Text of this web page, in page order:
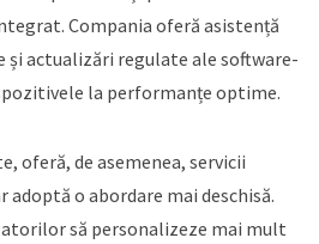
Compania oferă asistență
actualizări regulate ale software-
la performanțe optime.
oferă, de asemenea, servicii
o abordare mai deschisă.
să personalizeze mai mult